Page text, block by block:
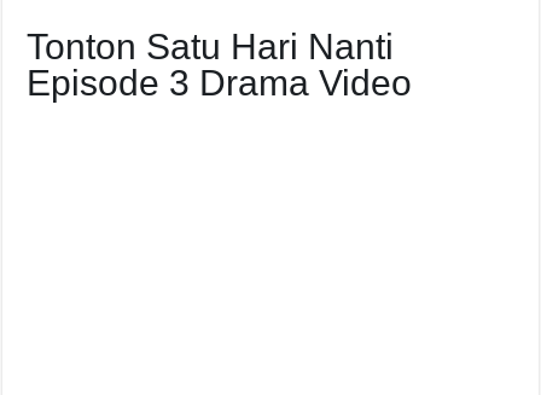
Tonton Satu Hari Nanti
Episode 3 Drama Video